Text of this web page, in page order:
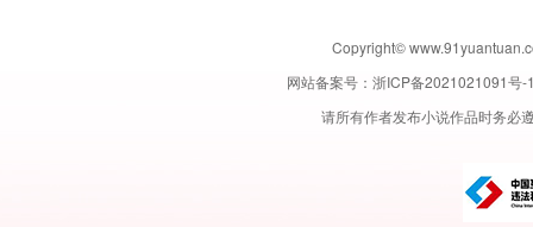
Copyright©
网站备案号： 浙ICP备2021021091号-
请所有作者发布小说作品时务必